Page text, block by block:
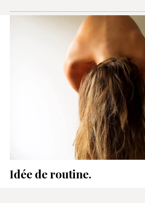
RECOMMANDATIONS
Idée de routine.